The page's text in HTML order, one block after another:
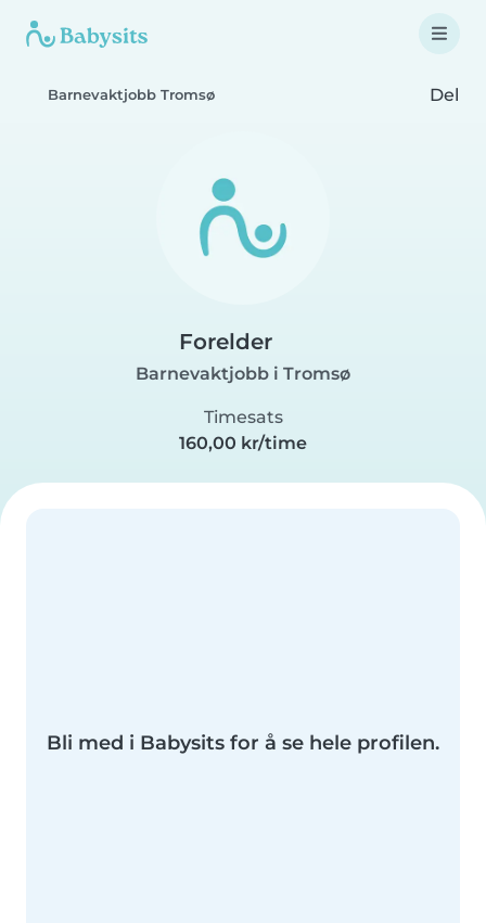
Barnevaktjobb Tromsø Del
Forelder
Barnevaktjobb i Tromsø
Timesats
160,00 kr/time
Bli med i Babysits for å se hele profilen.